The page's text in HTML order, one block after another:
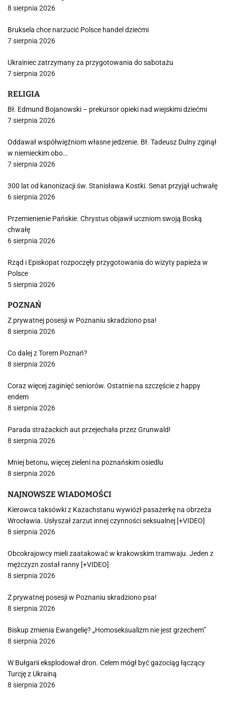
8 sierpnia 2026
Bruksela chce narzucić Polsce handel dziećmi
7 sierpnia 2026
Ukrainiec zatrzymany za przygotowania do sabotażu
7 sierpnia 2026
RELIGIA
Bł. Edmund Bojanowski – prekursor opieki nad wiejskimi dziećmi
7 sierpnia 2026
Oddawał współwięźniom własne jedzenie. Bł. Tadeusz Dulny zginął
w niemieckim obo…
7 sierpnia 2026
300 lat od kanonizacji św. Stanisława Kostki. Senat przyjął uchwałę
6 sierpnia 2026
Przemienienie Pańskie. Chrystus objawił uczniom swoją Boską
chwałę
6 sierpnia 2026
Rząd i Episkopat rozpoczęły przygotowania do wizyty papieża w
Polsce
5 sierpnia 2026
POZNAŃ
Z prywatnej posesji w Poznaniu skradziono psa!
8 sierpnia 2026
Co dalej z Torem Poznań?
8 sierpnia 2026
Coraz więcej zaginięć seniorów. Ostatnie na szczęście z happy
endem
8 sierpnia 2026
Parada strażackich aut przejechała przez Grunwald!
8 sierpnia 2026
Mniej betonu, więcej zieleni na poznańskim osiedlu
8 sierpnia 2026
NAJNOWSZE WIADOMOŚCI
Kierowca taksówki z Kazachstanu wywiózł pasażerkę na obrzeża
Wrocławia. Usłyszał zarzut innej czynności seksualnej [+VIDEO]
8 sierpnia 2026
Obcokrajowcy mieli zaatakować w krakowskim tramwaju. Jeden z
mężczyzn został ranny [+VIDEO]
8 sierpnia 2026
Z prywatnej posesji w Poznaniu skradziono psa!
8 sierpnia 2026
Biskup zmienia Ewangelię? „Homoseksualizm nie jest grzechem”
8 sierpnia 2026
W Bułgarii eksplodował dron. Celem mógł być gazociąg łączący
Turcję z Ukrainą
8 sierpnia 2026